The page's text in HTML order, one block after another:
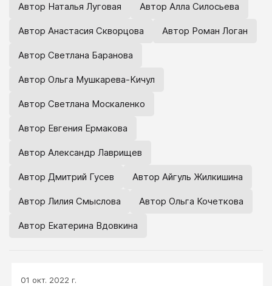
Автор Наталья Луговая Автор Алла Силосьева
Автор Анастасия Скворцова Автор Роман Логан
Автор Светлана Баранова
Автор Ольга Мушкарева-Кичул
Автор Светлана Москаленко
Автор Евгения Ермакова
Автор Александр Лаврищев
Автор Дмитрий Гусев Автор Айгуль Жилкишина
Автор Лилия Смыслова Автор Ольга Кочеткова
Автор Екатерина Вдовкина
01 окт. 2022 г.